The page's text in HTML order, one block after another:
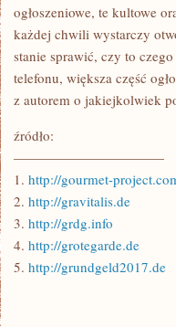
ogłoszeniowe, te kultowe
każdej chwili wystarczy
stanie sprawić, czy to
telefonu, większa część
z autorem o jakiejkolwiek
źródło:
———————————
1. http://gourmet-
2. http://gravitalis.de
3. http://grdg.info
4. http://grotegarde.de
5. http://grundgeld2017.de